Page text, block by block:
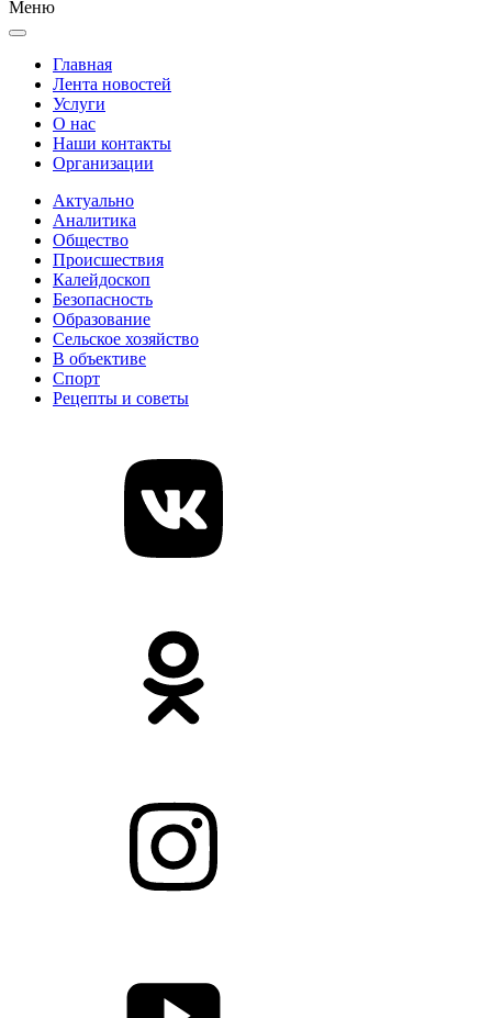
Меню
Главная
Лента новостей
Услуги
О нас
Наши контакты
Организации
Актуально
Аналитика
Общество
Происшествия
Калейдоскоп
Безопасность
Образование
Сельское хозяйство
В объективе
Спорт
Рецепты и советы